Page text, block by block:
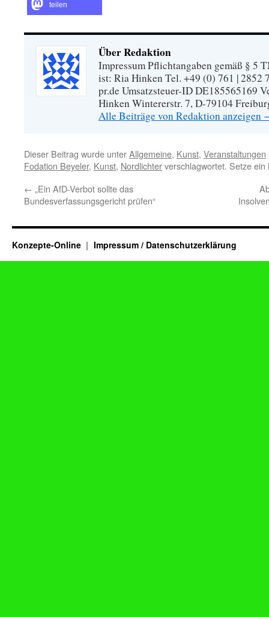
teilen
Über Redaktion
Impressum Pflichtangaben gemäß § 5
ist: Ria Hinken Tel. +49 (0) 761 | 2852
pr.de Umsatzsteuer-ID DE185565169
Hinken Wintererstr. 7, D-79104
Alle Beiträge von Redaktion anzeigen
Dieser Beitrag wurde unterAllgemeine, Kunst, Veranstaltungen
Fodation Beyeler, Kunst, Nordlichterverschlagwortet. Setze
← „Ein AfD-Verbot sollte das
Bundesverfassungsgericht prüfen“
Konzepte-Online Impressum / Datenschutzerklärung